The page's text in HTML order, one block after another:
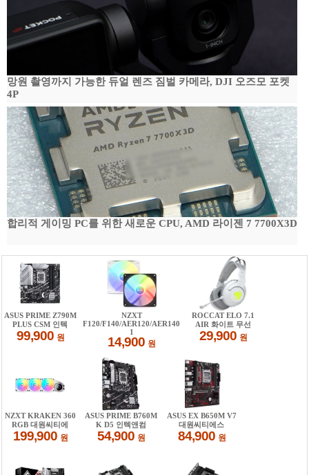
망원 촬영까지 가능한 듀얼 렌즈 짐벌 카메라, DJI 오즈모 포켓
4P
합리적 게이밍 PC를 위한 새로운 CPU, AMD 라이젠 7 7700X3D